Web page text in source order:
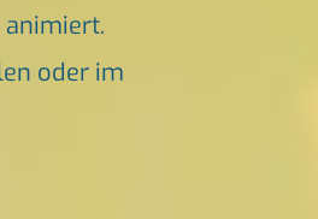
animiert.
oder im